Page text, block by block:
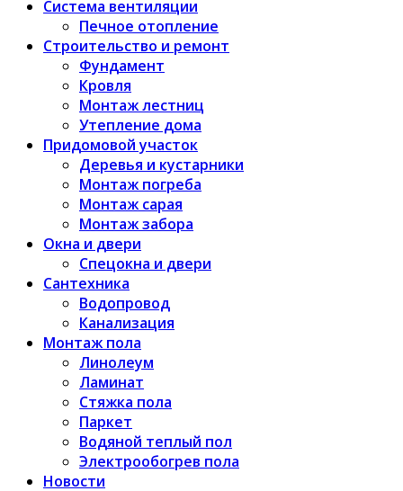
Система вентиляции
Печное отопление
Строительство и ремонт
Фундамент
Кровля
Монтаж лестниц
Утепление дома
Придомовой участок
Деревья и кустарники
Монтаж погреба
Монтаж сарая
Монтаж забора
Окна и двери
Спецокна и двери
Сантехника
Водопровод
Канализация
Монтаж пола
Линолеум
Ламинат
Стяжка пола
Паркет
Водяной теплый пол
Электрообогрев пола
Новости